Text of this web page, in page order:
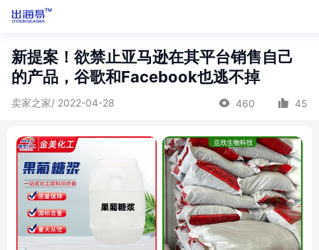
新提案！欲禁止亚马逊在其平台销售自己
的产品，谷歌和Facebook也逃不掉
卖家之家/ 2022-04-28 460 45